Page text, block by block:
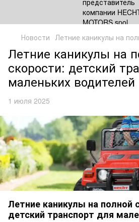
Новости Летние каникулы на
Летние каникулы на
скорости: детский
маленьких водителей
1 июля 2025
Летние каникулы на полной
детский транспорт для